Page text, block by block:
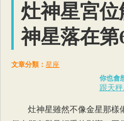
灶神星宮
神星落在第
文章分類：星座
你也會
跟天
灶神星雖然不像金星那樣